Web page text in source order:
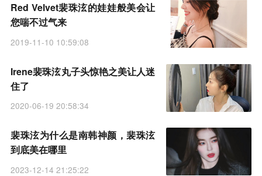
Red Velvet裴珠泫的娃娃般美会让
您喘不过气来
2019-11-10 10:59:08
Irene裴珠泫丸子头惊艳之美让人迷
住了
2020-06-19 20:58:34
裴珠泫为什么是南韩神颜，裴珠泫
到底美在哪里
2023-12-14 21:25:22